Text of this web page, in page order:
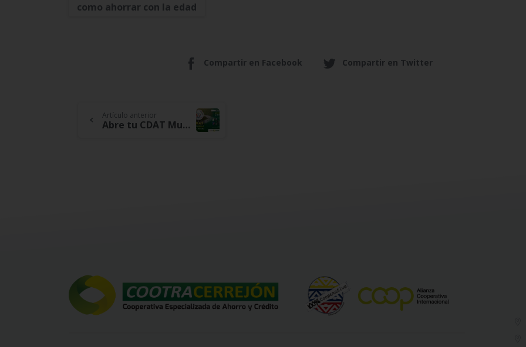
como ahorrar con la edad
Compartir en Facebook Compartir en Twitter
Continue
Artículo anterior
Abre tu CDAT Mundialista 2022 en Cootracerrejón